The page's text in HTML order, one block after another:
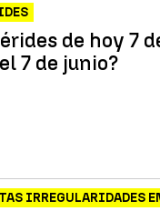
de hoy 7
7 de junio?
IRREGULARIDADES